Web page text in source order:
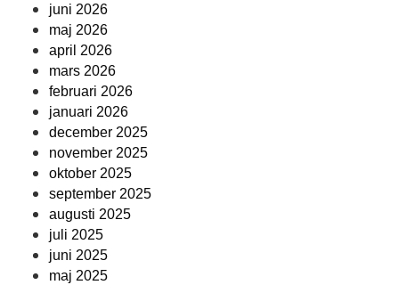
juni 2026
maj 2026
april 2026
mars 2026
februari 2026
januari 2026
december 2025
november 2025
oktober 2025
september 2025
augusti 2025
juli 2025
juni 2025
maj 2025